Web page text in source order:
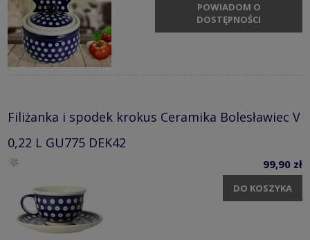
POWIADOM O
DOSTĘPNOŚCI
Filiżanka i spodek krokus Ceramika Bolesławiec V
0,22 L GU775 DEK42
99,90 zł
DO KOSZYKA